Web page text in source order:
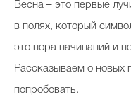
Весна – это первые
в полях, который
это пора начинаний и
Рассказываем о новых
попробовать.